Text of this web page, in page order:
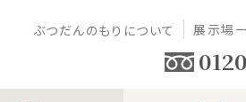
ぶつだんのもりについて 展示場